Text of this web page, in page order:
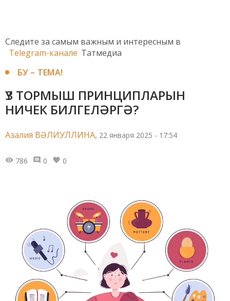
Следите за самым важным и интересным в
Telegram-канале Татмедиа
БУ – ТЕМА!
ҮЗ ТОРМЫШ ПРИНЦИПЛАРЫН
НИЧЕК БИЛГЕЛӘРГӘ?
Азалия ВӘЛИУЛЛИНА, 22 января 2025 - 17:54
786 0 0